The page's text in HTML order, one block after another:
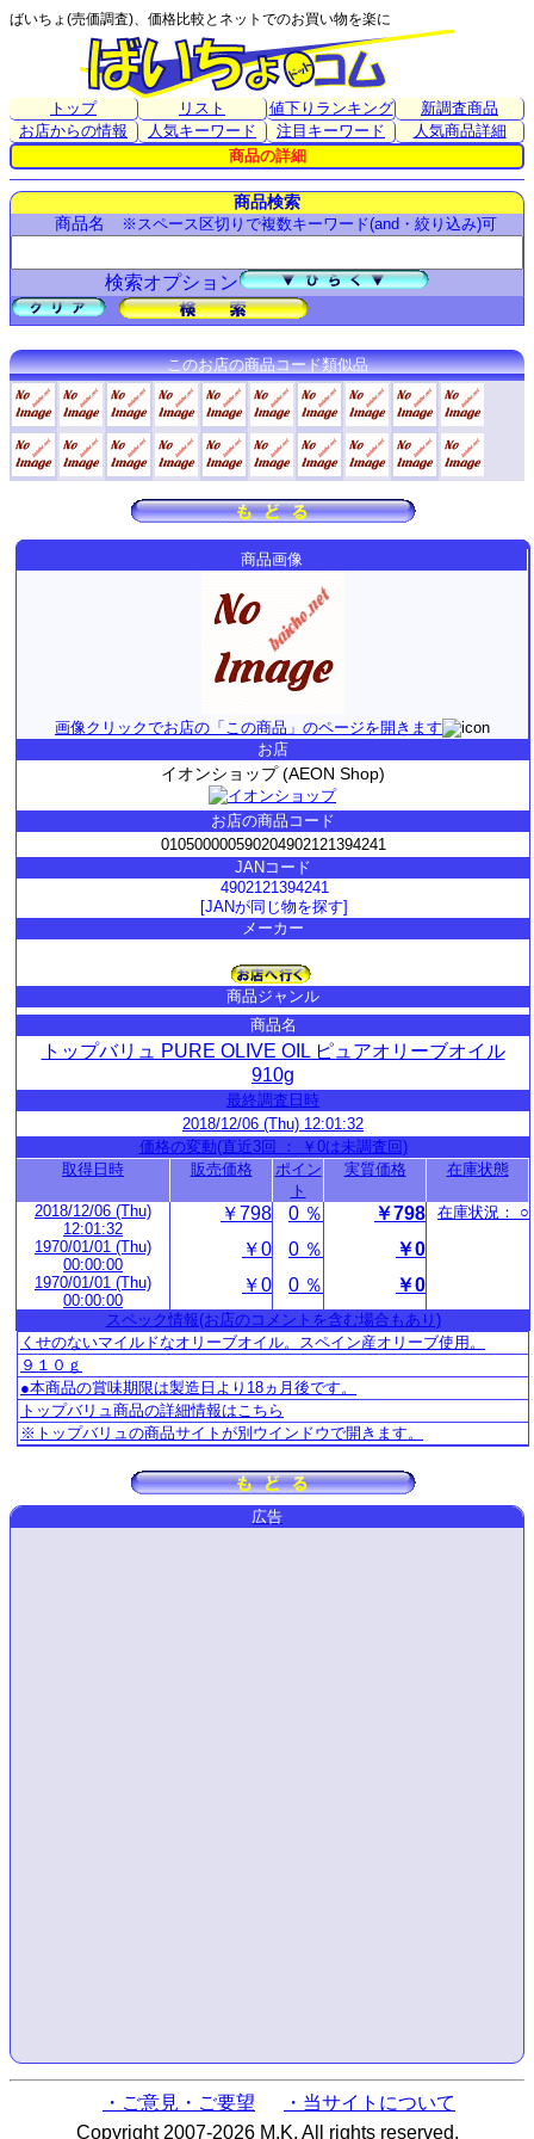
ばいちょ(売価調査)、価格比較とネットでのお買い物を楽に
トップ リスト 値下りランキング
新調査商品
お店からの情報
人気キーワード 注目キーワード
人気商品詳細
商品の詳細
商品画像
画像クリックでお店の「この商品」のページを開きます
お店
イオンショップ (AEON Shop)
お店の商品コード
010500000590204902121394241
JANコード
4902121394241
[JANが同じ物を探す]
メーカー
商品ジャンル
商品名
トップバリュ PURE OLIVE OIL ピュアオリーブオイル
910g
最終調査日時
2018/12/06 (Thu) 12:01:32
価格の変動(直近3回 ： ￥0は未調査回)
取得日時
販売価格
ポイン
ト
実質価格 在庫状態
2018/12/06 (Thu)
12:01:32
￥798 0 ％ ￥798
在庫状況： ○
1970/01/01 (Thu)
00:00:00
￥0 0 ％ ￥0
1970/01/01 (Thu)
00:00:00
￥0 0 ％ ￥0
スペック情報(お店のコメントを含む場合もあり)
くせのないマイルドなオリーブオイル。スペイン産オリーブ使用。
９１０ｇ
●本商品の賞味期限は製造日より18ヵ月後です。
トップバリュ商品の詳細情報はこちら
※トップバリュの商品サイトが別ウインドウで開きます。
商品検索
商品名
※スペース区切りで複数キーワード(and・絞り込み)可
検索オプション
このお店の商品コード類似品
広告
・ご意見・ご要望
・当サイトについて
Copyright 2007-2026 M.K. All rights reserved.